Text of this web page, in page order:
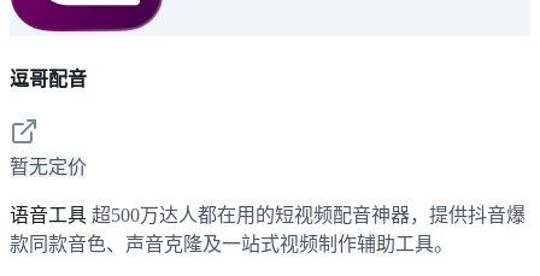
逗哥配音
暂无定价
语音工具 超500万达人都在用的短视频配音神器，提供抖音爆
款同款音色、声音克隆及一站式视频制作辅助工具。